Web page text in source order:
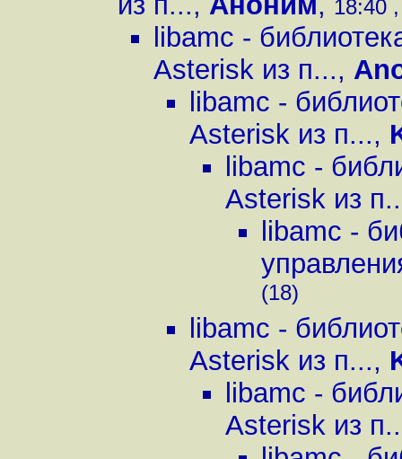
18:40
libamc -
Asterisk из п...,
libamc -
Asterisk из п...,
libamc -
Asterisk из
libamc -
(18)
libamc -
Asterisk из п...,
libamc -
Asterisk из